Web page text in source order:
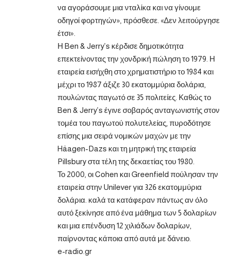
να αγοράσουμε μια νταλίκα και να γίνουμε
οδηγοί φορτηγών», πρόσθεσε. «Δεν λειτούργησε
έτσι».
Η Ben & Jerry’s κέρδισε δημοτικότητα
επεκτείνοντας την χονδρική πώληση το 1979. Η
εταιρεία εισήχθη στο χρηματιστήριο το 1984 και
μέχρι το 1987 άξιζε 30 εκατομμύρια δολάρια,
πουλώντας παγωτό σε 35 πολιτείες. Καθώς το
Ben & Jerry’s έγινε σοβαρός ανταγωνιστής στον
τομέα του παγωτού πολυτελείας, πυροδότησε
επίσης μια σειρά νομικών μαχών με την
Häagen-Dazs και τη μητρική της εταιρεία
Pillsbury στα τέλη της δεκαετίας του 1980.
Το 2000, οι Cohen και Greenfield πούλησαν την
εταιρεία στην Unilever για 326 εκατομμύρια
δολάρια. καλά τα κατάφεραν πάντως αν όλο
αυτό ξεκίνησε από ένα μάθημα των 5 δολαρίων
και μια επένδυση 12 χιλιάδων δολαρίων,
παίρνοντας κάποια από αυτά με δάνειο.
e-radio.gr